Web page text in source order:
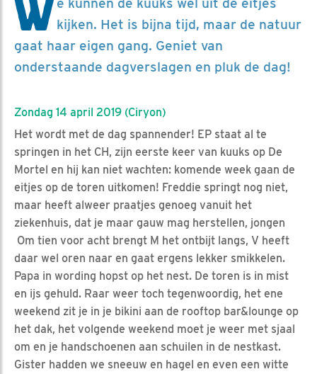
Wkijken. Het is bijna tijd, maar de natuur
gaat haar eigen gang. Geniet van
onderstaande dagverslagen en pluk de dag!
Zondag 14 april 2019 (Ciryon)
Het wordt met de dag spannender! EP staat al te
springen in het CH, zijn eerste keer van kuuks op De
Mortel en hij kan niet wachten: komende week gaan de
eitjes op de toren uitkomen! Freddie springt nog niet,
maar heeft alweer praatjes genoeg vanuit het
ziekenhuis, dat je maar gauw mag herstellen, jongen
Om tien voor acht brengt M het ontbijt langs, V heeft
daar wel oren naar en gaat ergens lekker smikkelen.
Papa in wording hopst op het nest. De toren is in mist
en ijs gehuld. Raar weer toch tegenwoordig, het ene
weekend zit je in je bikini aan de rooftop bar&lounge op
het dak, het volgende weekend moet je weer met sjaal
om en je handschoenen aan schuilen in de nestkast.
Gister hadden we sneeuw en hagel en even een witte